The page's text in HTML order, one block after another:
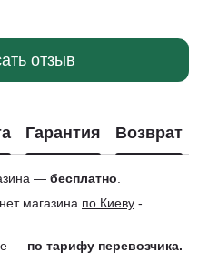
отзыв
Гарантия Возврат
— бесплатно
магазина по Киеву -
— по тарифу перевозчика.